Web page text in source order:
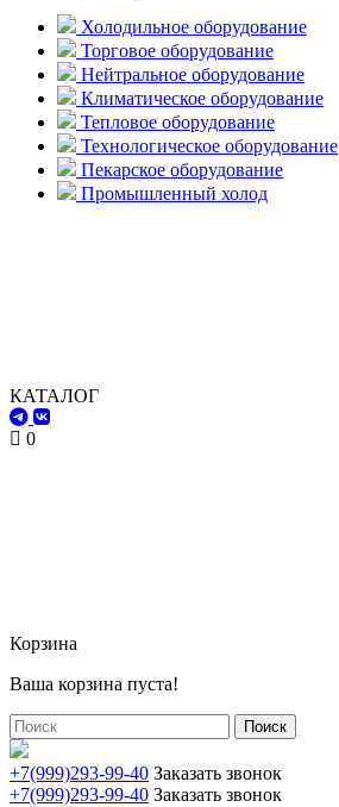
Холодильное оборудование
Торговое оборудование
Нейтральное оборудование
Климатическое оборудование
Тепловое оборудование
Технологическое оборудование
Пекарское оборудование
Промышленный холод
КАТАЛОГ
0
Корзина
Ваша корзина пуста!
Поиск
+7(999)293-99-40 Заказать звонок
+7(999)293-99-40 Заказать звонок